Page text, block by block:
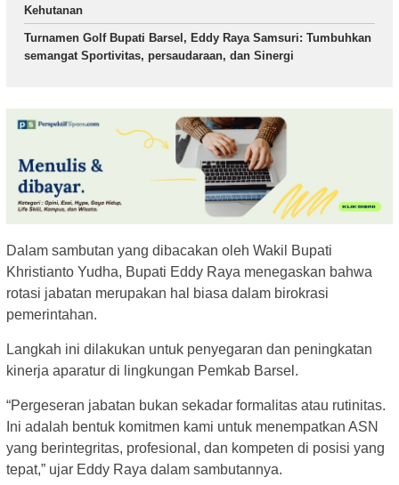
Kehutanan
Turnamen Golf Bupati Barsel, Eddy Raya Samsuri: Tumbuhkan
semangat Sportivitas, persaudaraan, dan Sinergi
Dalam sambutan yang dibacakan oleh Wakil Bupati
Khristianto Yudha, Bupati Eddy Raya menegaskan bahwa
rotasi jabatan merupakan hal biasa dalam birokrasi
pemerintahan.
Langkah ini dilakukan untuk penyegaran dan peningkatan
kinerja aparatur di lingkungan Pemkab Barsel.
“Pergeseran jabatan bukan sekadar formalitas atau rutinitas.
Ini adalah bentuk komitmen kami untuk menempatkan ASN
yang berintegritas, profesional, dan kompeten di posisi yang
tepat,” ujar Eddy Raya dalam sambutannya.